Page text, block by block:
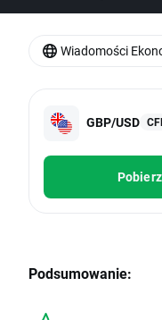
GBP/USD
Podsumowanie:
Wiadomości